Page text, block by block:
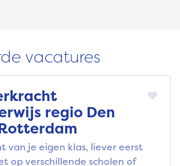
vacatures
regio Den
van je eigen klas, liever eerst
op verschillende scholen of